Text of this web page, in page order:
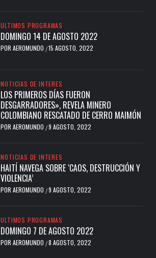
ULTIMOS PROGRAMAS
DOMINGO 14 DE AGOSTO 2022
POR AEROMUNDO /15 AGOSTO, 2022
NOTICIAS DE INTERES
LOS PRIMEROS DÍAS FUERON
DESGARRADORES», REVELA MINERO
COLOMBIANO RESCATADO DE CERRO MAIMÓN
POR AEROMUNDO /9 AGOSTO, 2022
NOTICIAS DE INTERES
HAITÍ NAVEGA SOBRE ‘CAOS, DESTRUCCIÓN Y
VIOLENCIA’
POR AEROMUNDO /9 AGOSTO, 2022
ULTIMOS PROGRAMAS
DOMINGO 7 DE AGOSTO 2022
POR AEROMUNDO /8 AGOSTO, 2022